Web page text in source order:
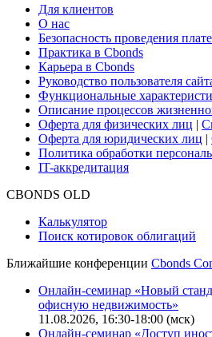
Глоссарий
Поддержка
Для клиентов
О нас
Безопасность проведения
Практика в Cbonds
Карьера в Cbonds
Руководство пользователя
Функциональные
Описание процессов
Оферта для физических лиц
Оферта для юридических лиц
IT-аккредитация
Поиск котировок облигаций
Ближайшие конференцииCbonds